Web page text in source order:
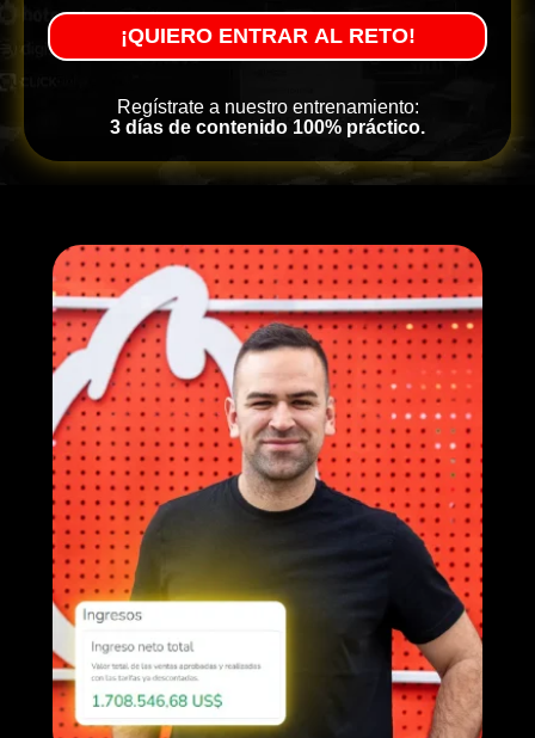
¡QUIERO ENTRAR AL RETO!
Regístrate a nuestro entrenamiento:
3 días de contenido 100% práctico.